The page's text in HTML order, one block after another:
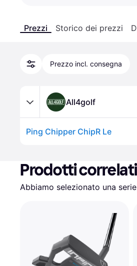
Prezzi Storico dei prezzi
Prezzo incl. consegna
All4golf
Ping Chipper ChipR Le
Prodotti correlati
Abbiamo selezionato una